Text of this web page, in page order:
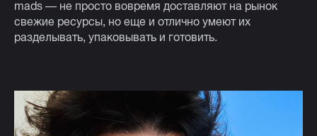
mads — не просто вовремя доставляют на рынок
свежие ресурсы, но еще и отлично умеют их
разделывать, упаковывать и готовить.